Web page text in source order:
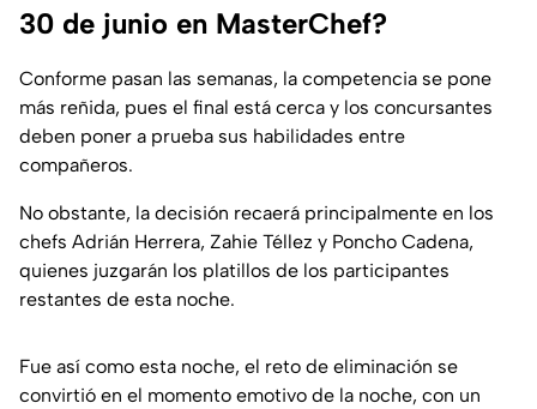
30 de junio en MasterChef?
Conforme pasan las semanas, la competencia se pone
más reñida, pues el final está cerca y los concursantes
deben poner a prueba sus habilidades entre
compañeros.
No obstante, la decisión recaerá principalmente en los
chefs Adrián Herrera, Zahie Téllez y Poncho Cadena,
quienes juzgarán los platillos de los participantes
restantes de esta noche.
Fue así como esta noche, el reto de eliminación se
convirtió en el momento emotivo de la noche, con un